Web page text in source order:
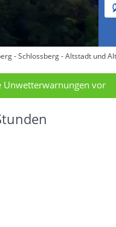
- Schlossberg - Altstadt und
Unwetterwarnungen vor